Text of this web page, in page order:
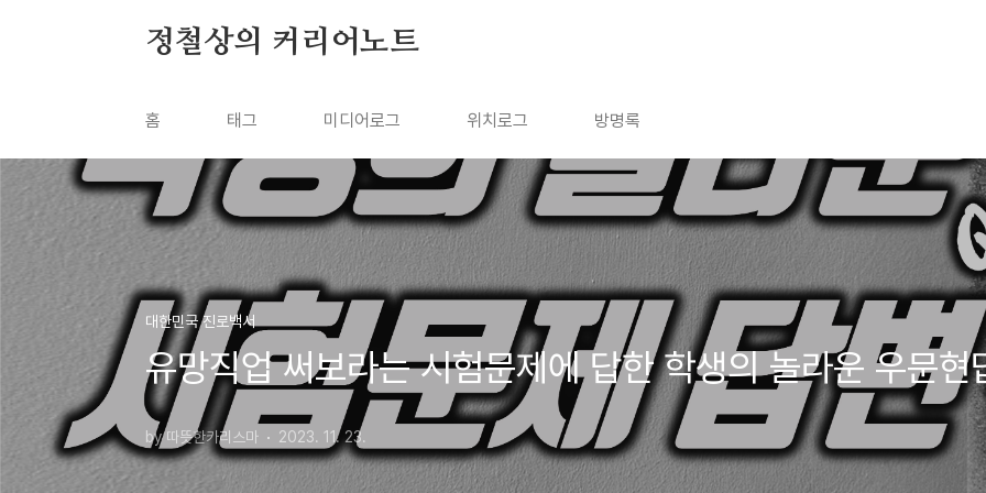
정철상의 커리어노트
홈 태그 미디어로그 위치로그 방명록
대한민국 진로백서
유망직업 써보라는 시험문제에 답한 학생의 놀라운 우문현
by 따뜻한카리스마 2023. 11. 23.